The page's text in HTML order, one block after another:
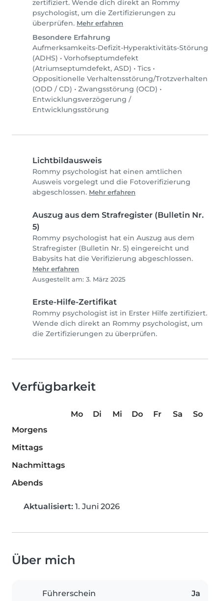
zertifiziert. Wende dich direkt an Rommy
psychologist, um die Zertifizierungen zu
überprüfen. Mehr erfahren
Besondere Erfahrung
Aufmerksamkeits-Defizit-Hyperaktivitäts-Störung
(ADHS) • Vorhofseptumdefekt
(Atriumseptumdefekt, ASD) • Tics •
Oppositionelle Verhaltensstörung/Trotzverhalten
(ODD / CD) • Zwangsstörung (OCD) •
Entwicklungsverzögerung /
Entwicklungsstörung
Lichtbildausweis
Rommy psychologist hat einen amtlichen
Ausweis vorgelegt und die Fotoverifizierung
abgeschlossen. Mehr erfahren
Auszug aus dem Strafregister (Bulletin Nr.
5)
Rommy psychologist hat ein Auszug aus dem
Strafregister (Bulletin Nr. 5) eingereicht und
Babysits hat die Verifizierung abgeschlossen.
Mehr erfahren
Ausgestellt am: 3. März 2025
Erste-Hilfe-Zertifikat
Rommy psychologist ist in Erster Hilfe zertifiziert.
Wende dich direkt an Rommy psychologist, um
die Zertifizierungen zu überprüfen.
Verfügbarkeit
Mo Di Mi Do Fr Sa
So
Morgens
Mittags
Nachmittags
Abends
Aktualisiert: 1. Juni 2026
Über mich
Führerschein Ja